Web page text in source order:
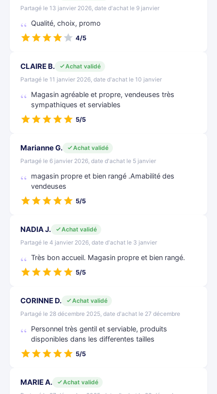
Partagé le 13 janvier 2026, date d'achat le 9 janvier
Qualité, choix, promo
4/5
CLAIRE B.
Achat validé
Partagé le 11 janvier 2026, date d'achat le 10 janvier
Magasin agréable et propre, vendeuses très
sympathiques et serviables
5/5
Marianne G.
Achat validé
Partagé le 6 janvier 2026, date d'achat le 5 janvier
magasin propre et bien rangé .Amabilité des
vendeuses
5/5
NADIA J.
Achat validé
Partagé le 4 janvier 2026, date d'achat le 3 janvier
Très bon accueil. Magasin propre et bien rangé.
5/5
CORINNE D.
Achat validé
Partagé le 28 décembre 2025, date d'achat le 27 décembre
Personnel très gentil et serviable, produits
disponibles dans les differentes tailles
5/5
MARIE A.
Achat validé